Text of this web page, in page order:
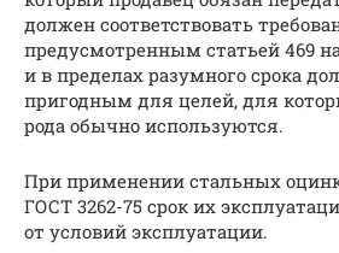
должен соответствовать
предусмотренным статьей 469
и в пределах разумного срока
пригодным для целей, для
рода обычно используются.
При применении стальных
ГОСТ 3262-75 срок их
от условий эксплуатации.